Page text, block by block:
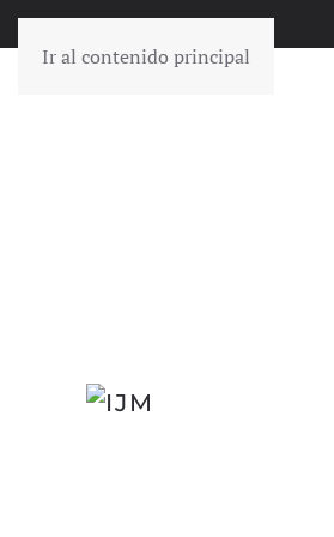
Ir al contenido principal